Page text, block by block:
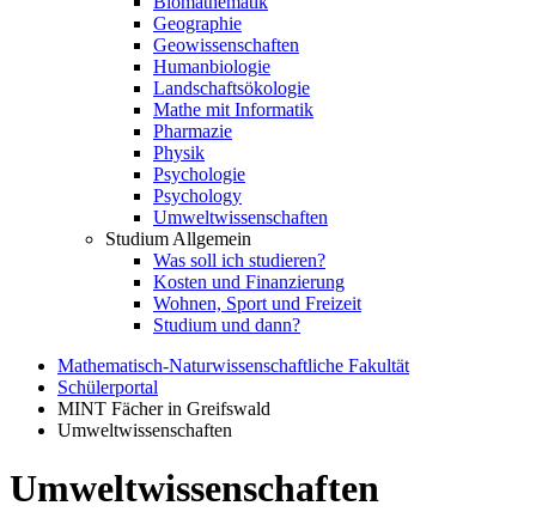
Geographie
Geowissenschaften
Humanbiologie
Landschaftsökologie
Mathe mit Informatik
Pharmazie
Physik
Psychologie
Psychology
Umweltwissenschaften
Studium Allgemein
Was soll ich studieren?
Kosten und Finanzierung
Wohnen, Sport und Freizeit
Studium und dann?
Mathematisch-Naturwissenschaftliche Fakultät
Schülerportal
MINT Fächer in Greifswald
Umweltwissenschaften
Umweltwissenschaften